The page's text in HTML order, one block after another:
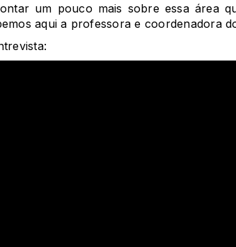
um pouco mais sobre essa área
aqui a professora e coordenadora